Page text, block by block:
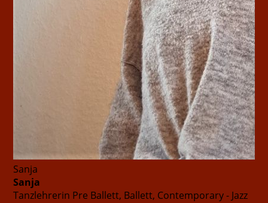
Sanja
Sanja
Tanzlehrerin Pre Ballett, Ballett, Contemporary - Jazz